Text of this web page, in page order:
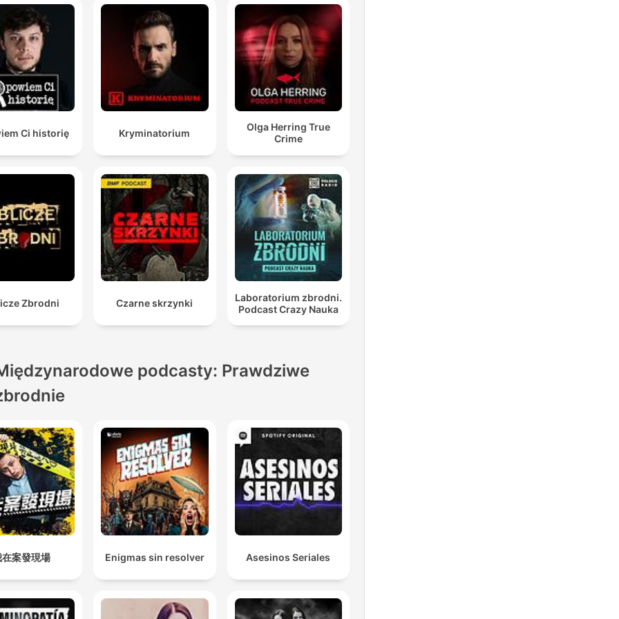
habe immer gekämpft, weil ich gesagt habe, ich habe es
verdient zu leben.
00:36:24 · Leni beschreibt ihre tiefen emotionalen Verletzungen
durch die jahrelange Misshandlung und ihren Kampf um
Selbstwert.
Dass Julia ihn gefunden hat, war das größte Geschenk
in meinem Leben.
Entdeckung durch sie für ihr eigenes Leben.
Ci historię Kryminatorium
Olga Herring True
Crime
Zbrodni Czarne skrzynki
Laboratorium zbrodni.
Podcast Crazy Nauka
podcasty: Prawdziwe
在案發現場 Enigmas sin resolver Asesinos Seriales